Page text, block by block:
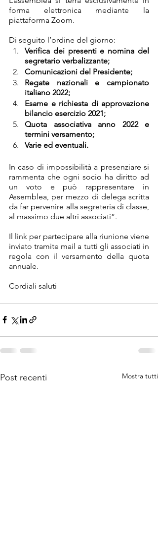
forma elettronica mediante la
piattaforma Zoom.
Di seguito l’ordine del giorno:
Verifica dei presenti e nomina del
segretario verbalizzante;
Comunicazioni del Presidente;
Regate nazionali e campionato
italiano 2022;
Esame e richiesta di approvazione
bilancio esercizio 2021;
Quota associativa anno 2022 e
termini versamento;
Varie ed eventuali.
In caso di impossibilità a presenziare si
rammenta che ogni socio ha diritto ad
un voto e può rappresentare in
Assemblea, per mezzo di delega scritta
da far pervenire alla segreteria di classe,
al massimo due altri associati”.
Il link per partecipare alla riunione viene
inviato tramite mail a tutti gli associati in
regola con il versamento della quota
annuale.
Cordiali saluti
Post recenti Mostra tutti